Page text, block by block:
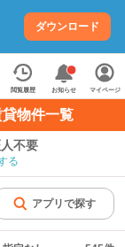
ダウンロード
閲覧履歴 お知らせ マイページ
物件一覧
不要
る
アプリで探す